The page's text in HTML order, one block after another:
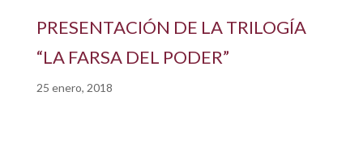
PRESENTACIÓN DE LA TRILOGÍA
“LA FARSA DEL PODER”
25 enero, 2018